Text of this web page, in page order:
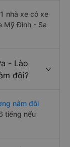
nhà xe có xe
Mỹ Đình - Sa
- Lào
đôi?
nằm đôi
tiếng nếu